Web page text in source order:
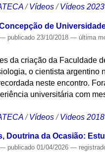
/Vídeos /Vídeos 2023
de
publicado 23/10/2018— última
da criação da Faculdade
o cientista
neste encontro.
universitária com
/Vídeos /Videos 2018
Doutrina da Ocasião:
publicado 01/04/2026—